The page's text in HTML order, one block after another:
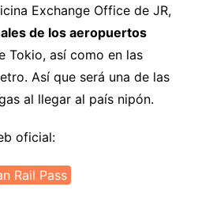
Exchange Office de JR,
de los aeropuertos
Tokio, así como en las
Así que será una de las
al llegar al país nipón.
oficial:
Rail Pass